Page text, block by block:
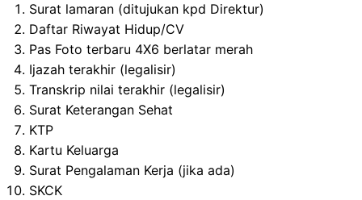
Surat lamaran (ditujukan kpd Direktur)
Daftar Riwayat Hidup/CV
Pas Foto terbaru 4X6 berlatar merah
Ijazah terakhir (legalisir)
Transkrip nilai terakhir (legalisir)
Surat Keterangan Sehat
KTP
Kartu Keluarga
Surat Pengalaman Kerja (jika ada)
SKCK